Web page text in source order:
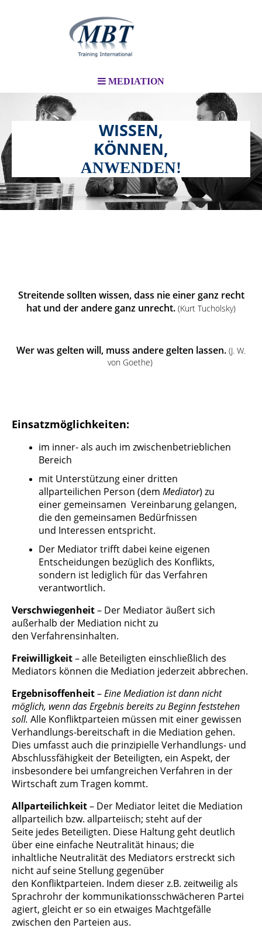
MEDIATION
WISSEN,
KÖNNEN,
ANWENDEN!
Streitende sollten wissen, dass nie einer ganz recht
hat und der andere ganz unrecht. (Kurt Tucholsky)
Wer was gelten will, muss andere gelten lassen. (J. W.
von Goethe)
Einsatzmöglichkeiten:
im inner- als auch im zwischenbetrieblichen
Bereich
mit Unterstützung einer dritten
allparteilichen Person (dem Mediator) zu
einer gemeinsamen Vereinbarung gelangen,
die den gemeinsamen Bedürfnissen
und Interessen entspricht.
Der Mediator trifft dabei keine eigenen
Entscheidungen bezüglich des Konflikts,
sondern ist lediglich für das Verfahren
verantwortlich.
Verschwiegenheit– Der Mediator äußert sich
außerhalb der Mediation nicht zu
den Verfahrensinhalten.
Freiwilligkeit– alle Beteiligten einschließlich des
Mediators können die Mediation jederzeit abbrechen.
Ergebnisoffenheit–Eine Mediation ist dann nicht
möglich, wenn dasErgebnis bereits zu Beginnfeststehen
soll. Alle Konfliktparteien müssen mit einer gewissen
Verhandlungs-bereitschaft in die Mediation gehen.
Dies umfasst auch die prinzipielle Verhandlungs- und
Abschlussfähigkeit der Beteiligten, ein Aspekt, der
insbesondere bei umfangreichen Verfahren in der
Wirtschaft zum Tragen kommt.
Allparteilichkeit– Der Mediator leitet die Mediation
allparteilich bzw. allparteiisch; steht auf der
Seite jedes Beteiligten. Diese Haltung geht deutlich
über eine einfache Neutralität hinaus; die
inhaltliche Neutralität des Mediators erstreckt sich
nicht auf seine Stellung gegenüber
den Konfliktparteien. Indem dieser z.B. zeitweilig als
Sprachrohr der kommunikationsschwächeren Partei
agiert, gleicht er so ein etwaiges Machtgefälle
zwischen den Parteien aus.